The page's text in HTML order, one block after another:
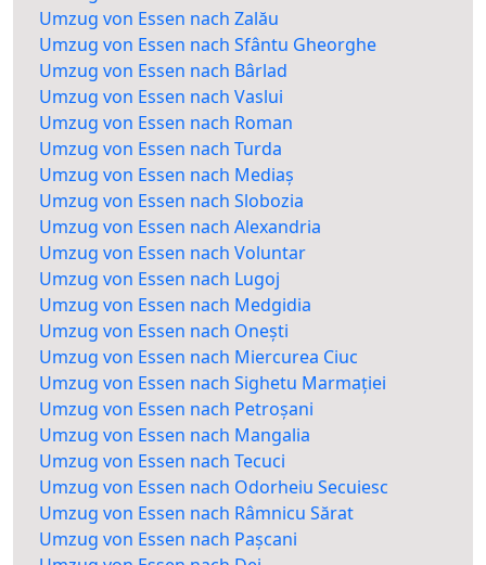
Umzug von Essen nach Zalău
Umzug von Essen nach Sfântu Gheorghe
Umzug von Essen nach Bârlad
Umzug von Essen nach Vaslui
Umzug von Essen nach Roman
Umzug von Essen nach Turda
Umzug von Essen nach Mediaș
Umzug von Essen nach Slobozia
Umzug von Essen nach Alexandria
Umzug von Essen nach Voluntar
Umzug von Essen nach Lugoj
Umzug von Essen nach Medgidia
Umzug von Essen nach Onești
Umzug von Essen nach Miercurea Ciuc
Umzug von Essen nach Sighetu Marmației
Umzug von Essen nach Petroșani
Umzug von Essen nach Mangalia
Umzug von Essen nach Tecuci
Umzug von Essen nach Odorheiu Secuiesc
Umzug von Essen nach Râmnicu Sărat
Umzug von Essen nach Pașcani